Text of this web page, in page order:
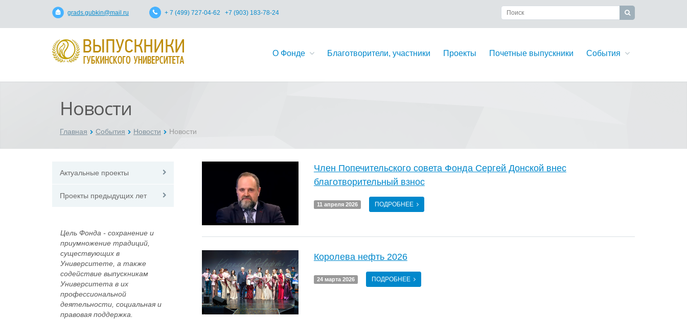
grads.gubkin@mail.ru + 7 (499) 727-04-62 +7 (903) 183-78-24
О Фонде Благотворители, участники Проекты Почетные выпускники События
Новости
Главная События Новости Новости
Актуальные проекты
Проекты предыдущих лет
Цель Фонда - сохранение и
приумножение традиций,
существующих в
Университете, а также
содействие выпускникам
Университета в их
профессиональной
деятельности, социальная и
правовая поддержка.
Член Попечительского совета Фонда Сергей Донской внес
благотворительный взнос
11 апреля 2026 ПОДРОБНЕЕ
Королева нефть 2026
24 марта 2026 ПОДРОБНЕЕ